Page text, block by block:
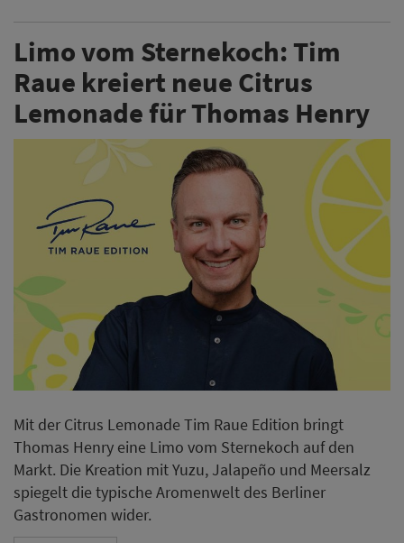
Limo vom Sternekoch: Tim
Raue kreiert neue Citrus
Lemonade für Thomas Henry
Mit der Citrus Lemonade Tim Raue Edition bringt
Thomas Henry eine Limo vom Sternekoch auf den
Markt. Die Kreation mit Yuzu, Jalapeño und Meersalz
spiegelt die typische Aromenwelt des Berliner
Gastronomen wider.